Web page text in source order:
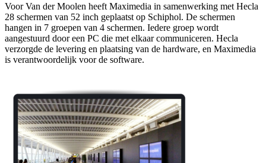
Voor Van der Moolen heeft Maximedia in samenwerking met Hecla
28 schermen van 52 inch geplaatst op Schiphol. De schermen
hangen in 7 groepen van 4 schermen. Iedere groep wordt
aangestuurd door een PC die met elkaar communiceren. Hecla
verzorgde de levering en plaatsing van de hardware, en Maximedia
is verantwoordelijk voor de software.